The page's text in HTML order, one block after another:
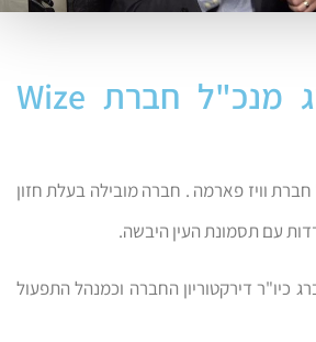
נועם דננברג מנכ"ל חברת Wize
וויז פארמה . חברה מובילה בעלת חזון
עם תסמונת העין היבשה.
כיו"ר דירקטוריון החברה וכמנהל התפעול